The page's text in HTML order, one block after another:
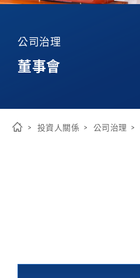
投資人關係
ESG
公司治理
董事會
投資人關係 公司治理